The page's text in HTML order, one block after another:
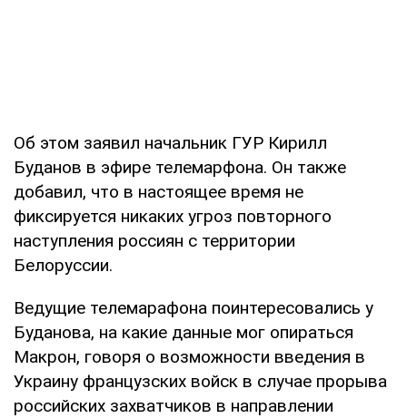
Об этом заявил начальник ГУР Кирилл
Буданов в эфире телемарфона. Он также
добавил, что в настоящее время не
фиксируется никаких угроз повторного
наступления россиян с территории
Белоруссии.
Ведущие телемарафона поинтересовались у
Буданова, на какие данные мог опираться
Макрон, говоря о возможности введения в
Украину французских войск в случае прорыва
российских захватчиков в направлении